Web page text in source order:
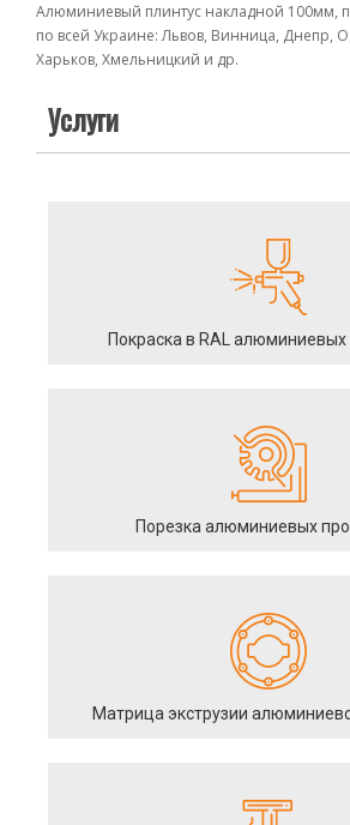
Алюминиевый плинтус накладной 100мм,
по всей Украине: Львов, Винница, Днепр,
Харьков, Хмельницкий и др.
Услуги
Покраска в RAL
Порезка алюминиевых
Матрица экструзии